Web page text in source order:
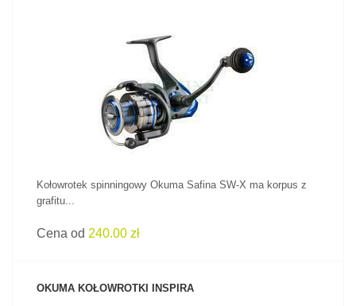
ZOBACZ PRODUKT
Kołowrotek spinningowy Okuma Safina SW-X ma korpus z
grafitu...
Cena od 240.00 zł
OKUMA KOŁOWROTKI INSPIRA